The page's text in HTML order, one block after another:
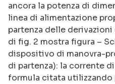
ancora la potenza di
linea di alimentazione
partenza delle
di fig. 2 mostra figura –
dispositivo di manovra-
di partenza): la corrente
formula citata